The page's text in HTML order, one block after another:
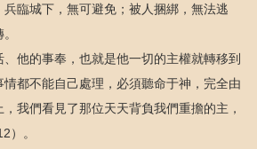
臨城下，無可避免；被人捆綁，無法逃
他的事奉，也就是他一切的主權就轉移到
都不能自己處理，必須聽命于神，完全由
我們看見了那位天天背負我們重擔的主，
）。